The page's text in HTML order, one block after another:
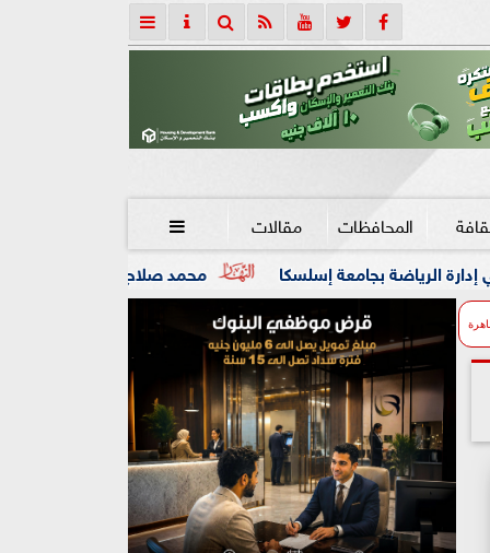
المحافظات مقالات 
محمد صلاح: لم أتوقع هذا الاستقبال.. وسأقاتل إسلسكا